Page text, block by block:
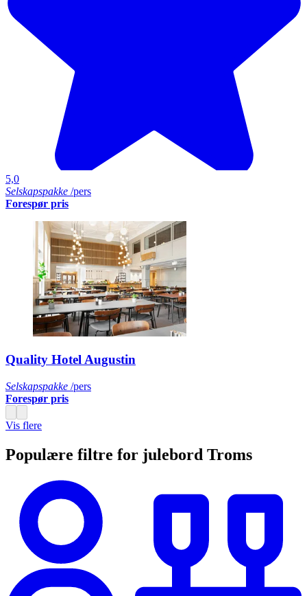
5,0
Selskapspakke /pers
Forespør pris
Quality Hotel Augustin
Selskapspakke /pers
Forespør pris
Vis flere
Populære filtre for julebord Troms